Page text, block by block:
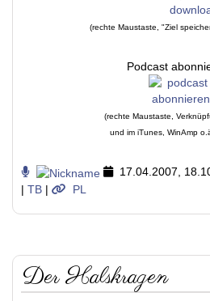
(rechte Maustaste, "Ziel
Podcast
(rechte Maustaste,
und im iTunes, WinAmp
17.04.2007,
| TB | PL
Der Halskragen